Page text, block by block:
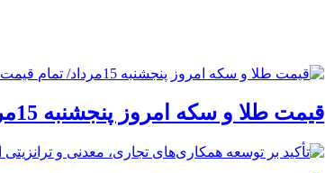
قیمت طلا و سکه امروز پنجشنبه 15مرداد/ تمام قیمت ها بر مدار افزایش + جدول